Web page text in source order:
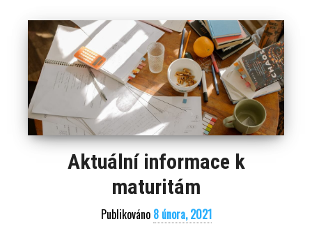
Aktuální informace k
maturitám
Publikováno 8 února, 2021